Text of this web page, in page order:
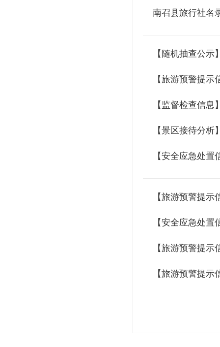
南召县旅行社名
【随机抽查公
【旅游预警提
【监督检查信
【景区接待分
【安全应急处
【旅游预警提
【安全应急处
【旅游预警提
【旅游预警提